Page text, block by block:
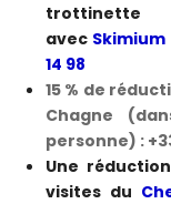
avec
14 98
15 % de
Chagne
personne) :
Une
visites du